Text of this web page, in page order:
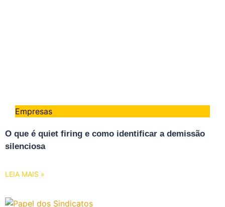
Empresas
O que é quiet firing e como identificar a demissão
silenciosa
LEIA MAIS »